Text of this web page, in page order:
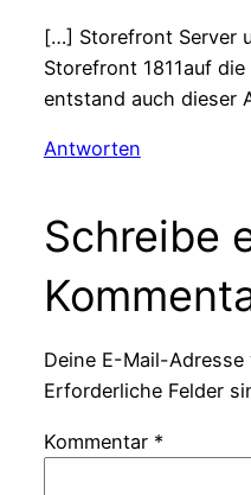
[…] Storefront Server
Storefront 1811auf
entstand auch dieser
Antworten
Schreibe
Deine E-Mail-
Erforderliche Felder
Kommentar *